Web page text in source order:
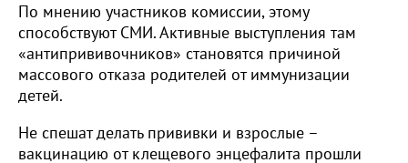
По мнению участников комиссии, этому
способствуют СМИ. Активные выступления там
«антипрививочников» становятся причиной
массового отказа родителей от иммунизации
детей.
Не спешат делать прививки и взрослые –
вакцинацию от клещевого энцефалита прошли